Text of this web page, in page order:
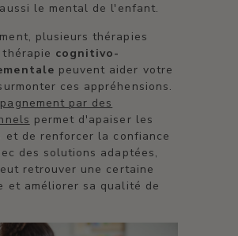
le mental de l'enfant.
plusieurs thérapies
thérapie cognitivo-
peuvent aider votre
ces appréhensions.
par des
permet d'apaiser les
et de renforcer la confiance
des solutions adaptées,
retrouver une certaine
et améliorer sa qualité de